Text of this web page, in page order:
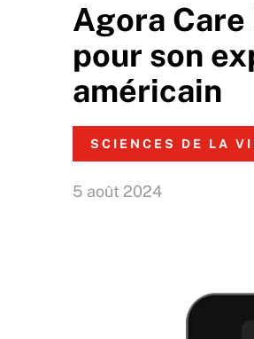
Agora
pour son
américain
SCIENCES DE LA
5 août 2024